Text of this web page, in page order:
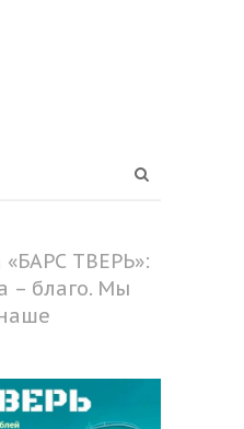
ТВЕРЬ»:
– благо. Мы